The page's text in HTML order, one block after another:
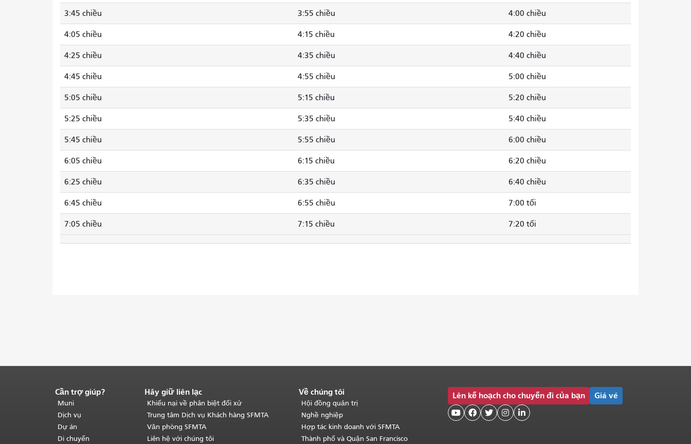
3:45 chiều 3:55 chiều 4:00 chiều
4:05 chiều 4:15 chiều 4:20 chiều
4:25 chiều 4:35 chiều 4:40 chiều
4:45 chiều 4:55 chiều 5:00 chiều
5:05 chiều 5:15 chiều 5:20 chiều
5:25 chiều 5:35 chiều 5:40 chiều
5:45 chiều 5:55 chiều 6:00 chiều
6:05 chiều 6:15 chiều 6:20 chiều
6:25 chiều 6:35 chiều 6:40 chiều
6:45 chiều 6:55 chiều 7:00 tối
7:05 chiều 7:15 chiều 7:20 tối
Kết
thúc
nội
dung
trang.Phần
Cần trợ giúp?
Muni
Dịch vụ
Dự án
Di chuyển
Hãy giữ liên lạc
Khiếu nại về phân biệt đối xử
Trung tâm Dịch vụ Khách hàng SFMTA
Văn phòng SFMTA
Liên hệ với chúng tôi
Về chúng tôi
Hội đồng quản trị
Nghề nghiệp
Hợp tác kinh doanh với SFMTA
Thành phố và Quận San Francisco
Lên kế hoạch cho chuyến đi của bạn Giá vé
    